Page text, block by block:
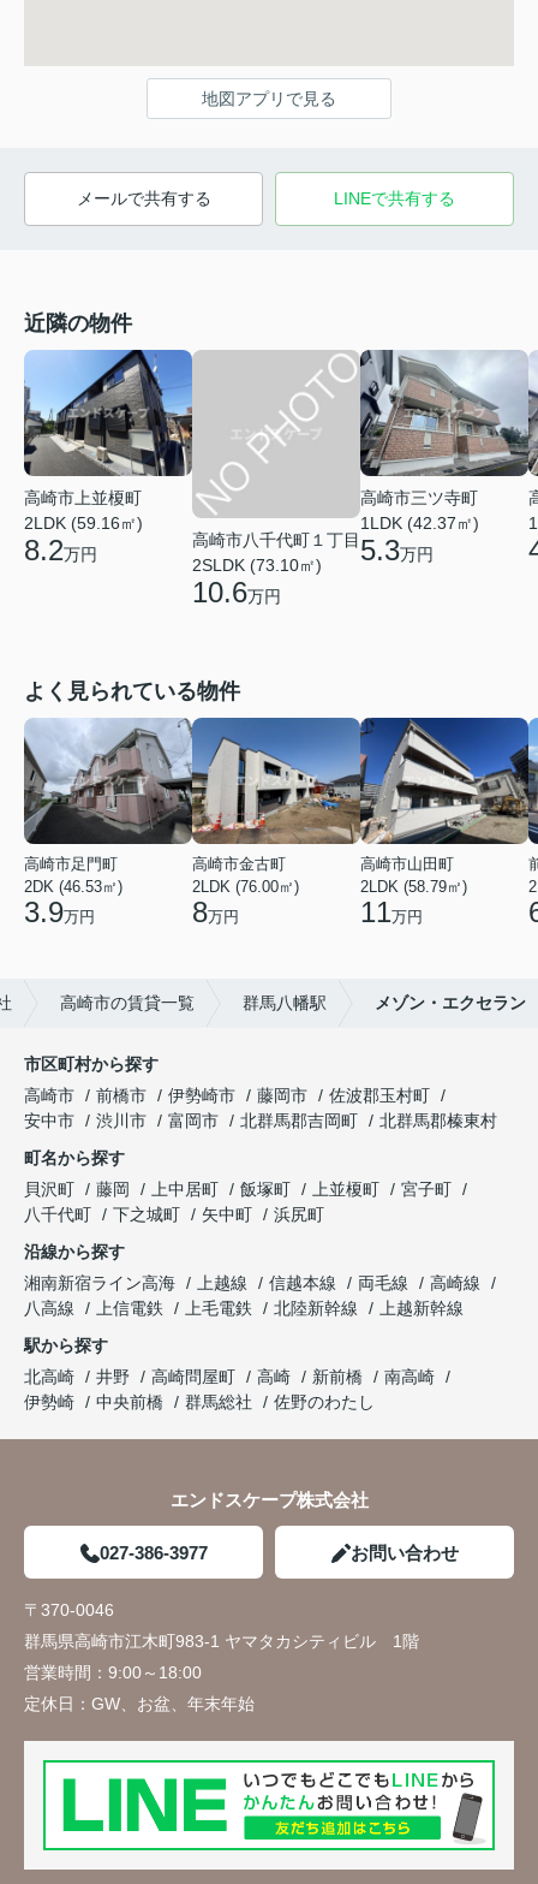
地図アプリで見る
メールで共有する LINEで共有する
近隣の物件
高崎市上並榎町
2LDK (59.16㎡)
8.2万円
高崎市八千代町１丁目
2SLDK (73.10㎡)
10.6万円
高崎市三ツ寺町
1LDK (42.37㎡)
5.3万円
よく見られている物件
高崎市足門町
2DK (46.53㎡)
3.9万円
高崎市金古町
2LDK (76.00㎡)
8万円
高崎市山田町
2LDK (58.79㎡)
11万円
高崎市の賃貸一覧 群馬八幡駅 メゾン・エクセラン
市区町村から探す
高崎市
前橋市 伊勢崎市 藤岡市
佐波郡玉村町
安中市
渋川市 富岡市 北群馬郡吉岡町
北群馬郡榛東村
町名から探す
貝沢町
藤岡 上中居町 飯塚町 上並榎町
宮子町
八千代町
下之城町 矢中町
浜尻町
沿線から探す
湘南新宿ライン高海
上越線 信越本線 両毛線
高崎線
八高線
上信電鉄 上毛電鉄 北陸新幹線
上越新幹線
駅から探す
北高崎
井野 高崎問屋町 高崎 新前橋
南高崎
伊勢崎
中央前橋 群馬総社 佐野のわたし
エンドスケープ株式会社
027-386-3977 お問い合わせ
〒370-0046
群馬県高崎市江木町983-1 ヤマタカシティビル 1階
営業時間： 9:00～18:00
定休日： GW、お盆、年末年始